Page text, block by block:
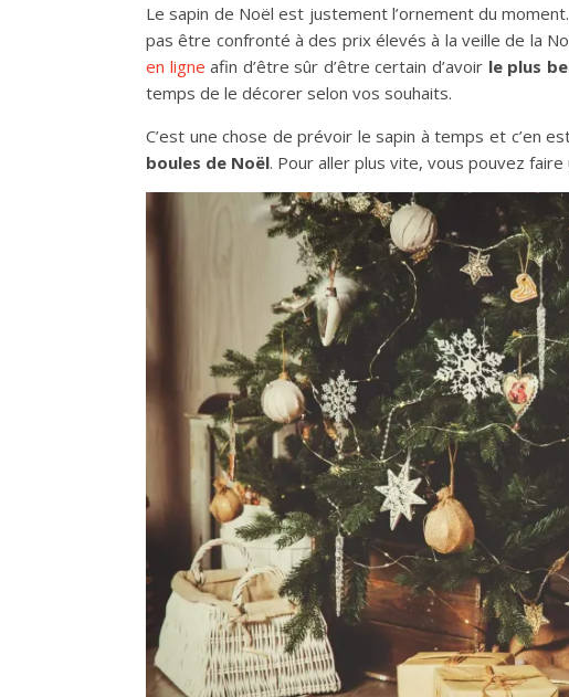
Le sapin de Noël est justement l’ornement du
pas être confronté à des prix élevés à la veille de la
en ligne afin d’être sûr d’être certain d’avoir le plus
temps de le décorer selon vos souhaits.
C’est une chose de prévoir le sapin à temps et c’en
boules de Noël. Pour aller plus vite, vous pouvez